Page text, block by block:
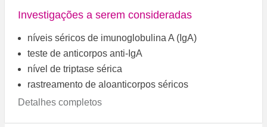
Investigações a serem consideradas
níveis séricos de imunoglobulina A (IgA)
teste de anticorpos anti-IgA
nível de triptase sérica
rastreamento de aloanticorpos séricos
Detalhes completos